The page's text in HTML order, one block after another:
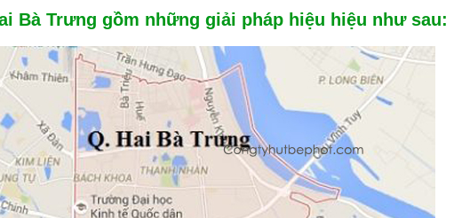
Bà Trưng gồm những giải pháp hiệu hiệu như sau: